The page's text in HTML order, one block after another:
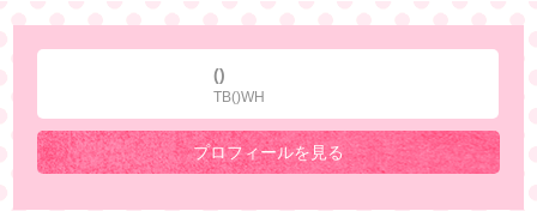
()
TB()WH
プロフィールを見る